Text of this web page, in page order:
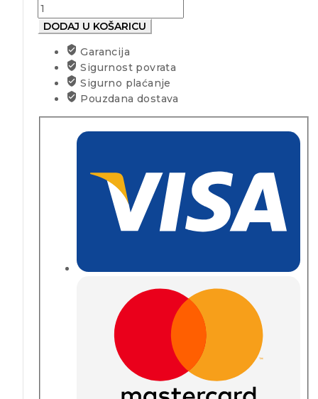
DODAJ U KOŠARICU
Garancija
Sigurnost povrata
Sigurno plaćanje
Pouzdana dostava